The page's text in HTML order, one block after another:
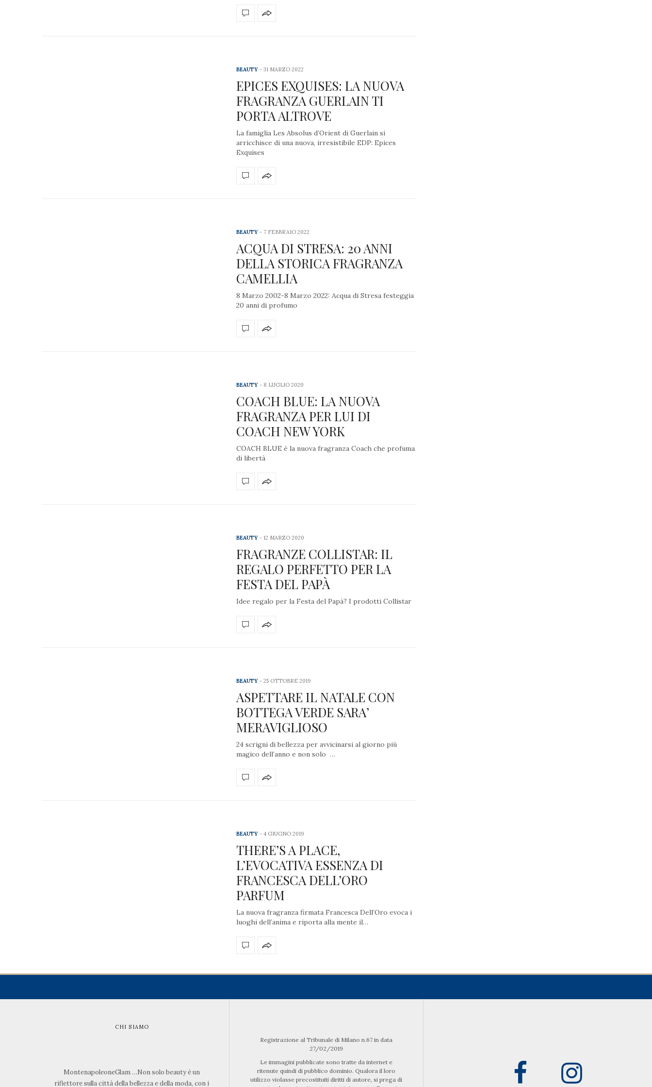
BEAUTY 31 MARZO 2022
EPICES EXQUISES: LA NUOVA
FRAGRANZA GUERLAIN TI
PORTA ALTROVE
La famiglia Les Absolus d’Orient di Guerlain si
arricchisce di una nuova, irresistibile EDP: Epices
Exquises
BEAUTY 7 FEBBRAIO 2022
ACQUA DI STRESA: 20 ANNI
DELLA STORICA FRAGRANZA
CAMELLIA
8 Marzo 2002-8 Marzo 2022: Acqua di Stresa festeggia
20 anni di profumo
BEAUTY 8 LUGLIO 2020
COACH BLUE: LA NUOVA
FRAGRANZA PER LUI DI
COACH NEW YORK
COACH BLUE è la nuova fragranza Coach che profuma
di libertà
BEAUTY 12 MARZO 2020
FRAGRANZE COLLISTAR: IL
REGALO PERFETTO PER LA
FESTA DEL PAPÀ
Idee regalo per la Festa del Papà? I prodotti Collistar
BEAUTY 25 OTTOBRE 2019
ASPETTARE IL NATALE CON
BOTTEGA VERDE SARA’
MERAVIGLIOSO
24 scrigni di bellezza per avvicinarsi al giorno più
magico dell’anno e non solo …
BEAUTY 4 GIUGNO 2019
THERE’S A PLACE,
L’EVOCATIVA ESSENZA DI
FRANCESCA DELL’ORO
PARFUM
La nuova fragranza firmata Francesca Dell’Oro evoca i
luoghi dell’anima e riporta alla mente il…
CHI SIAMO
MontenapoleoneGlam …Non solo beauty è un
riflettore sulla città della bellezza e della moda, con i
Registrazione al Tribunale di Milano n.67 in data
27/02/2019
Le immagini pubblicate sono tratte da internet e
ritenute quindi di pubblico dominio. Qualora il loro
utilizzo violasse precostituiti diritti di autore, si prega di